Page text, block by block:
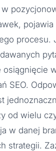
procesu.
osiągnięcie
SEO.
od wielu
w danej
strategii.